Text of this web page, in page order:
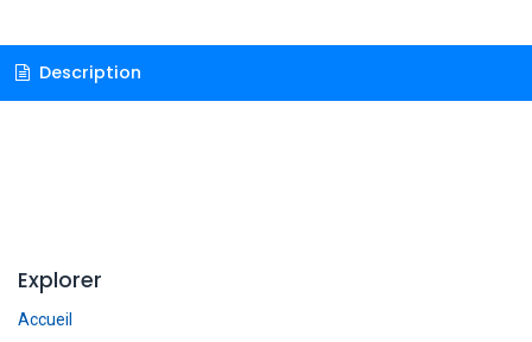
Description
Explorer
Accueil